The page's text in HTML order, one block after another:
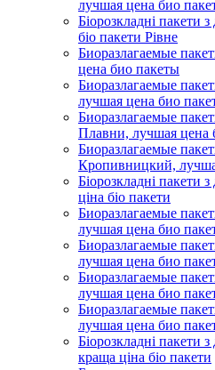
лучшая цена био
Біорозкладні пакети
біо пакети Рівне
Биоразлагаемые
цена био пакеты
Биоразлагаемые
лучшая цена био
Биоразлагаемые
Плавни, лучшая цена
Биоразлагаемые
Кропивницкий,
Біорозкладні пакети
ціна біо пакети
Биоразлагаемые
лучшая цена био
Биоразлагаемые
лучшая цена био
Биоразлагаемые
лучшая цена био
Биоразлагаемые
лучшая цена био
Біорозкладні пакети
краща ціна біо пакети